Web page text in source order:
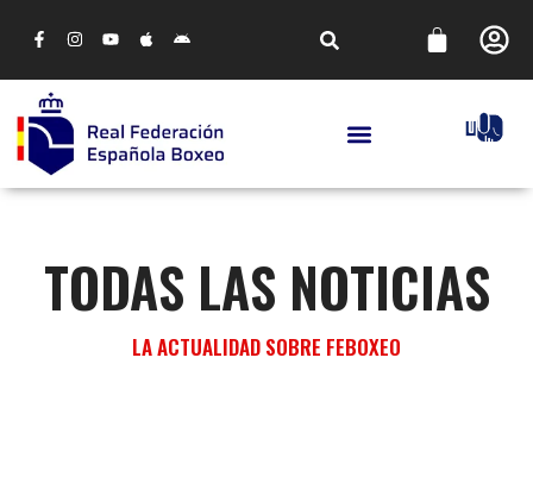
TODAS LAS NOTICIAS
LA ACTUALIDAD SOBRE FEBOXEO